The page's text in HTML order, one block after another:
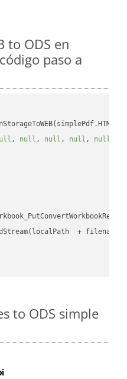
to ODS en
paso a
, null , null , null , null
+ filename
to ODS simple